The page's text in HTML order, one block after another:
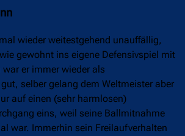
wieder weitestgehend unauffällig,
gewohnt ins eigene Defensivspiel mit
er immer wieder als
selber gelang dem Weltmeister aber
auf einen (sehr harmlosen)
eins, weil seine Ballmitnahme
war. Immerhin sein Freilaufverhalten